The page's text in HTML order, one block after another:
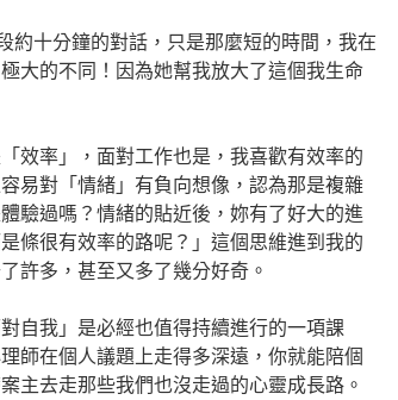
約十分鐘的對話，只是那麼短的時間，我在
大的不同！因為她幫我放大了這個我生命
效率」，面對工作也是，我喜歡有效率的
易對「情緒」有負向想像，認為那是複雜
驗過嗎？情緒的貼近後，妳有了好大的進
條很有效率的路呢？」這個思維進到我的
許多，甚至又多了幾分好奇。
自我」是必經也值得持續進行的一項課
師在個人議題上走得多深遠，你就能陪個
主去走那些我們也沒走過的心靈成長路。